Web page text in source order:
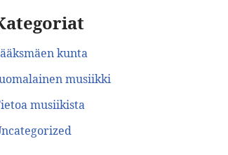
kunta
musiikki
musiikista